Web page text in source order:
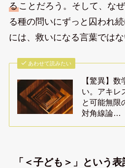
ることだろう。そして、な
る種の問いにずっと囚われ
には、救いになる言葉ではな
あわせて読みたい
【驚異】
い。アキレ
と可能無限
対角線論…
「＜子ども＞」という